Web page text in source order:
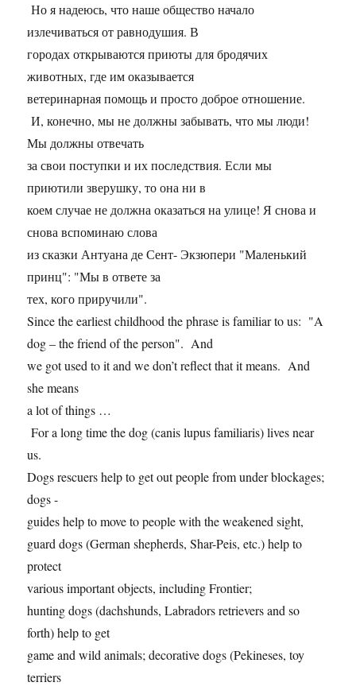
Но я надеюсь, что наше общество начало
излечиваться от равнодушия. В
городах открываются приюты для бродячих
животных, где им оказывается
ветеринарная помощь и просто доброе отношение.
И, конечно, мы не должны забывать, что мы люди!
Мы должны отвечать
за свои поступки и их последствия. Если мы
приютили зверушку, то она ни в
коем случае не должна оказаться на улице! Я снова и
снова вспоминаю слова
из сказки Антуана де Сент- Экзюпери "Маленький
принц": "Мы в ответе за
тех, кого приручили".
Since the earliest childhood the phrase is familiar to us: "A
dog – the friend of the person". And
we got used to it and we don’t reflect that it means. And
she means
a lot of things …
For a long time the dog (canis lupus familiaris) lives near
us.
Dogs rescuers help to get out people from under blockages;
dogs -
guides help to move to people with the weakened sight,
guard dogs (German shepherds, Shar-Peis, etc.) help to
protect
various important objects, including Frontier;
hunting dogs (dachshunds, Labradors retrievers and so
forth) help to get
game and wild animals; decorative dogs (Pekineses, toy
terriers